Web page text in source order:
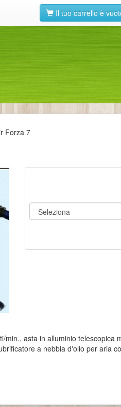
Il tuo carrello è
Forza 7
asta in alluminio
a nebbia d'olio per aria